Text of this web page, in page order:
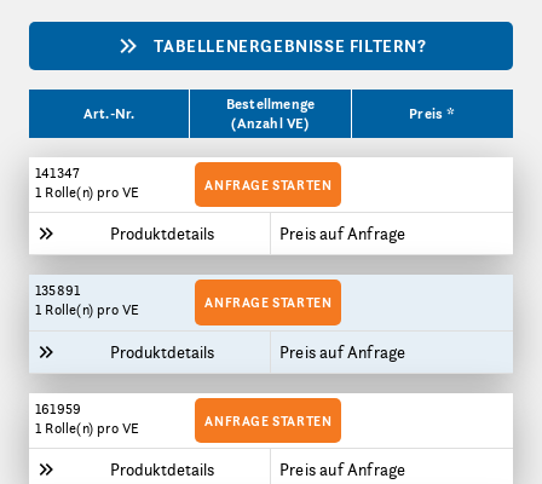
TABELLENERGEBNISSE FILTERN?
Art.-Nr.
Bestellmenge
(Anzahl VE)
Preis *
141347
1 Rolle(n) pro VE
Produktdetails Preis auf Anfrage
ANFRAGE STARTEN
135891
1 Rolle(n) pro VE
Produktdetails Preis auf Anfrage
ANFRAGE STARTEN
161959
1 Rolle(n) pro VE
Produktdetails Preis auf Anfrage
ANFRAGE STARTEN